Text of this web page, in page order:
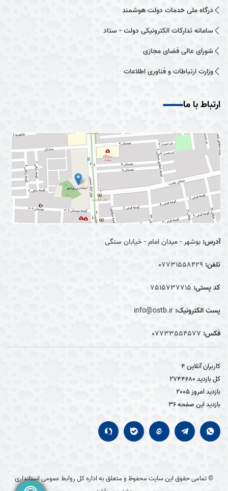
درگاه ملی خدمات دولت هوشمند
سامانه تدارکات الکترونیکی دولت - ستاد
شورای عالی فضای مجازی
وزارت ارتباطات و فناوری اطلاعات
ارتباط با ما
آدرس: بوشهر - میدان امام - خیابان سنگی
تلفن: 07731558429
کد پستی: 7515737715
پست الکترونیک: info@ostb.ir
فکس: 07733554577
کاربران آنلاین4
کل بازدید2744680
بازدید امروز2005
بازدید این صفحه36
© تمامی حقوق این سایت محفوظ و متعلق به اداره کل روابط عمومی استانداری